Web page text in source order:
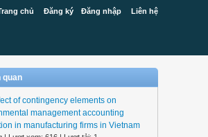
chủ Đăng ký Đăng nhập Liên hệ
quan
of contingency elements on
management accounting
in manufacturing firms in Vietnam